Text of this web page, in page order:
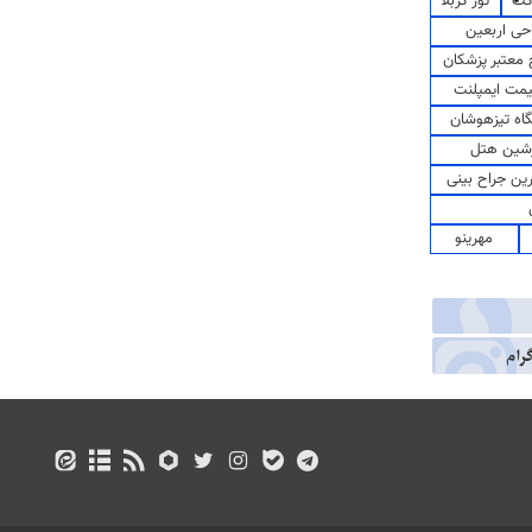
اربعین
پزشکان
ایمپلنت
تیزهوشان
هتل
جراح بینی
مهرینو